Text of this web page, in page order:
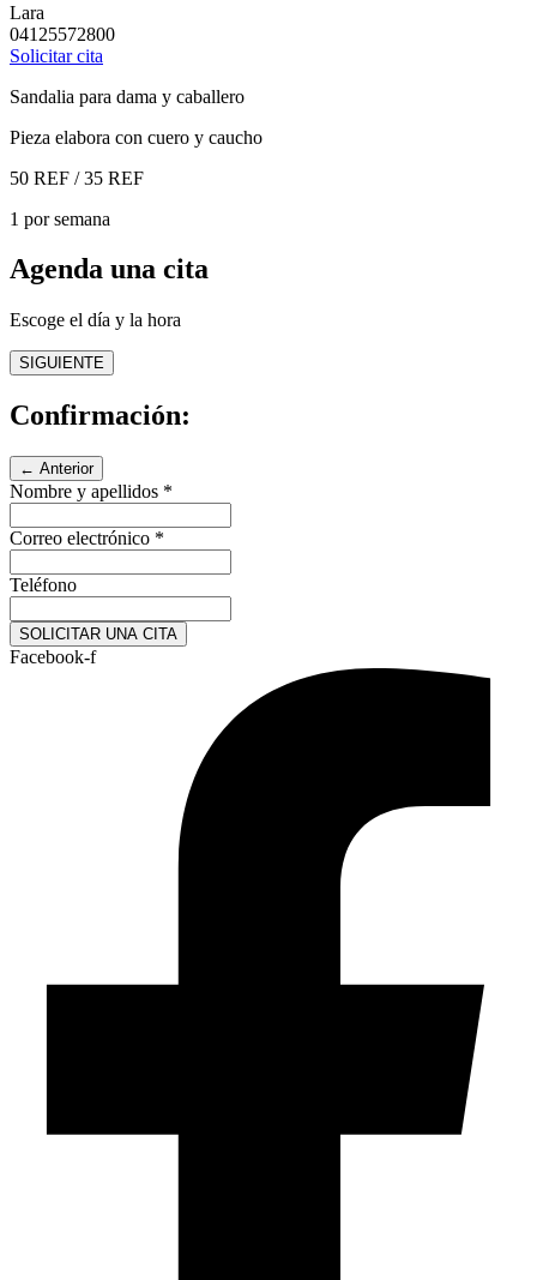
Lara
04125572800
Solicitar cita
Sandalia para dama y caballero
Pieza elabora con cuero y caucho
50 REF / 35 REF
1 por semana
Agenda una cita
Escoge el día y la hora
SIGUIENTE
Confirmación:
← Anterior
Nombre y apellidos *
Correo electrónico *
Teléfono
SOLICITAR UNA CITA
Facebook-f